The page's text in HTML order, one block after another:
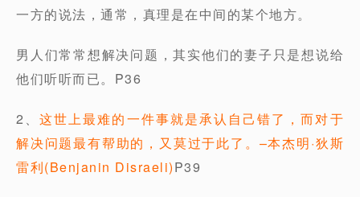
一方的说法，通常，真理是在中间的某个地方。
男人们常常想解决问题，其实他们的妻子只是想说给
他们听听而已。P36
2、这世上最难的一件事就是承认自己错了，而对于
解决问题最有帮助的，又莫过于此了。–本杰明·狄斯
雷利(Benjanin Disraeli)P39